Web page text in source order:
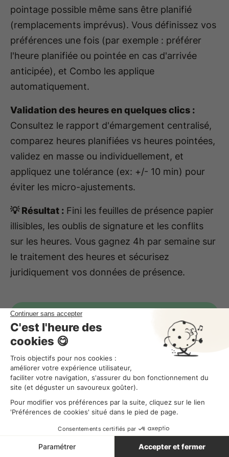
pointage possible même sans être planifié
(remplacements imprévus). Vous définissez vos
préférences une fois (par exemple : préférer
l'heure planifiée ou pointée en cas d'arrivée
anticipée), et Combo les applique
automatiquement.
Validation des heures en quelques clics :
Consultez le rapport d'émargement centralisé,
comparez heures planifiées vs heures pointées,
validez en masse ou individuellement, et
appliquez une tolérance (ex: +/- 10 min) pour
éviter les micro-ajustements.
💡 Résultat : Fini les feuilles de présence papier
illisibles, les oublis de signature et les conflits
sur les heures. Vous gagnez 4h par semaine sur
le traitement des heures et sécurisez
juridiquement vos données de présence.